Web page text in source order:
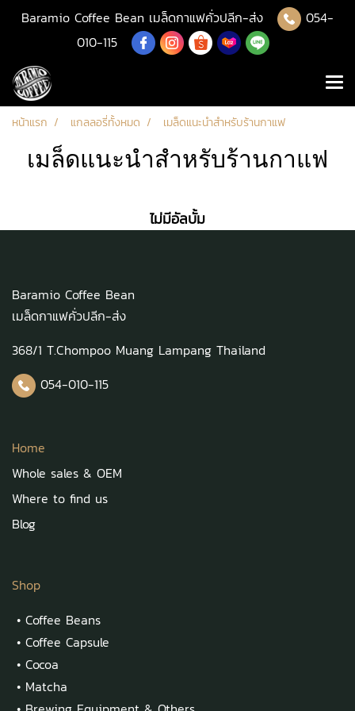
Baramio Coffee Bean เมล็ดกาแฟคั่วปลีก-ส่ง
054-
010-115
หน้าแรก แกลลอรี่ทั้งหมด เมล็ดแนะนำสำหรับร้านกาแฟ
เมล็ดแนะนำสำหรับร้านกาแฟ
ไม่มีอัลบั้ม
Baramio Coffee Bean
เมล็ดกาแฟคั่วปลีก-ส่ง
368/1 T.Chompoo Muang Lampang Thailand
054-010-115
Home
Whole sales & OEM
Where to find us
Blog
Shop
• Coffee Beans
• Coffee Capsule
• Cocoa
• Matcha